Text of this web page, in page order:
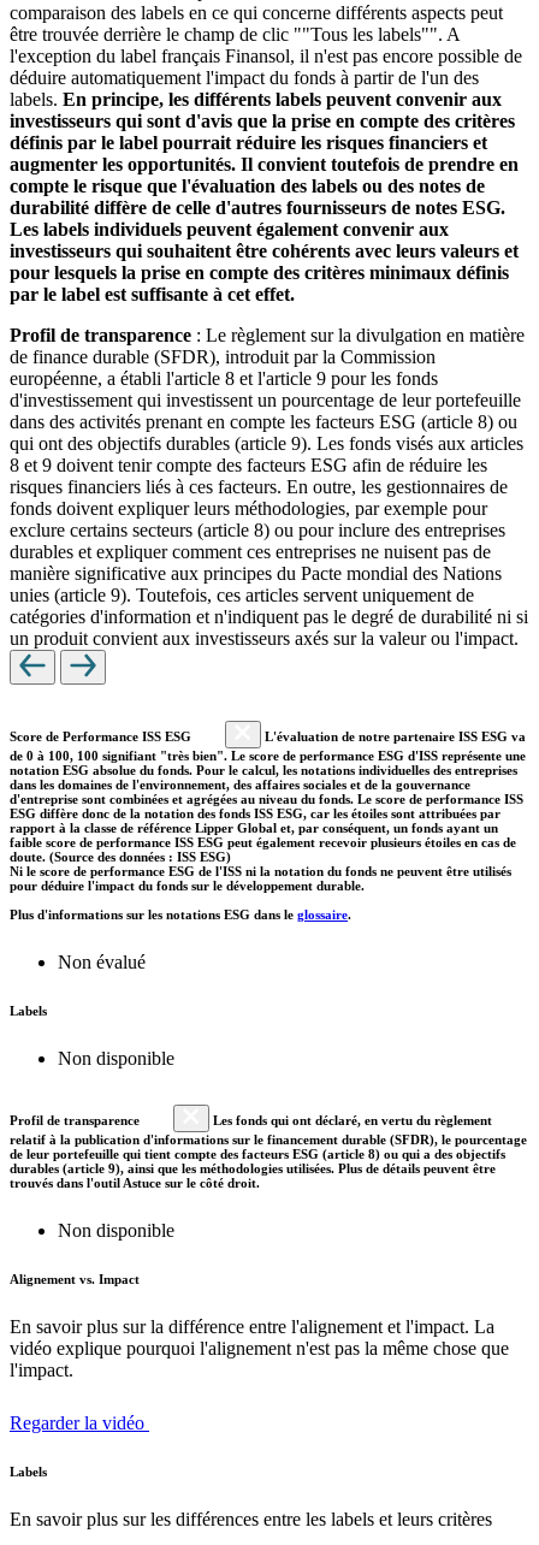
comparaison des labels en ce qui concerne différents aspects peut
être trouvée derrière le champ de clic ""Tous les labels"". A
l'exception du label français Finansol, il n'est pas encore possible de
déduire automatiquement l'impact du fonds à partir de l'un des
labels. En principe, les différents labels peuvent convenir aux
investisseurs qui sont d'avis que la prise en compte des critères
définis par le label pourrait réduire les risques financiers et
augmenter les opportunités. Il convient toutefois de prendre en
compte le risque que l'évaluation des labels ou des notes de
durabilité diffère de celle d'autres fournisseurs de notes ESG.
Les labels individuels peuvent également convenir aux
investisseurs qui souhaitent être cohérents avec leurs valeurs et
pour lesquels la prise en compte des critères minimaux définis
par le label est suffisante à cet effet.
Profil de transparence : Le règlement sur la divulgation en matière
de finance durable (SFDR), introduit par la Commission
européenne, a établi l'article 8 et l'article 9 pour les fonds
d'investissement qui investissent un pourcentage de leur portefeuille
dans des activités prenant en compte les facteurs ESG (article 8) ou
qui ont des objectifs durables (article 9). Les fonds visés aux articles
8 et 9 doivent tenir compte des facteurs ESG afin de réduire les
risques financiers liés à ces facteurs. En outre, les gestionnaires de
fonds doivent expliquer leurs méthodologies, par exemple pour
exclure certains secteurs (article 8) ou pour inclure des entreprises
durables et expliquer comment ces entreprises ne nuisent pas de
manière significative aux principes du Pacte mondial des Nations
unies (article 9). Toutefois, ces articles servent uniquement de
catégories d'information et n'indiquent pas le degré de durabilité ni si
un produit convient aux investisseurs axés sur la valeur ou l'impact.
Score de Performance ISS ESG
L'évaluation de notre partenaire ISS ESG va
de 0 à 100, 100 signifiant "très bien". Le score de performance ESG d'ISS représente une
notation ESG absolue du fonds. Pour le calcul, les notations individuelles des entreprises
dans les domaines de l'environnement, des affaires sociales et de la gouvernance
d'entreprise sont combinées et agrégées au niveau du fonds. Le score de performance ISS
ESG diffère donc de la notation des fonds ISS ESG, car les étoiles sont attribuées par
rapport à la classe de référence Lipper Global et, par conséquent, un fonds ayant un
faible score de performance ISS ESG peut également recevoir plusieurs étoiles en cas de
doute. (Source des données : ISS ESG)
Ni le score de performance ESG de l'ISS ni la notation du fonds ne peuvent être utilisés
pour déduire l'impact du fonds sur le développement durable.
Plus d'informations sur les notations ESG dans le glossaire.
Non évalué
Labels
Non disponible
Profil de transparence
Les fonds qui ont déclaré, en vertu du règlement
relatif à la publication d'informations sur le financement durable (SFDR), le pourcentage
de leur portefeuille qui tient compte des facteurs ESG (article 8) ou qui a des objectifs
durables (article 9), ainsi que les méthodologies utilisées. Plus de détails peuvent être
trouvés dans l'outil Astuce sur le côté droit.
Non disponible
Alignement vs. Impact
En savoir plus sur la différence entre l'alignement et l'impact. La
vidéo explique pourquoi l'alignement n'est pas la même chose que
l'impact.
Regarder la vidéo
Labels
En savoir plus sur les différences entre les labels et leurs critères